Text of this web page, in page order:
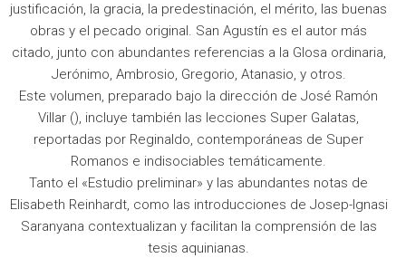
justificación, la gracia, la predestinación, el mérito, las buenas
obras y el pecado original. San Agustín es el autor más
citado, junto con abundantes referencias a la Glosa ordinaria,
Jerónimo, Ambrosio, Gregorio, Atanasio, y otros.
Este volumen, preparado bajo la dirección de José Ramón
Villar (), incluye también las lecciones Super Galatas,
reportadas por Reginaldo, contemporáneas de Super
Romanos e indisociables temáticamente.
Tanto el «Estudio preliminar» y las abundantes notas de
Elisabeth Reinhardt, como las introducciones de Josep-Ignasi
Saranyana contextualizan y facilitan la comprensión de las
tesis aquinianas.